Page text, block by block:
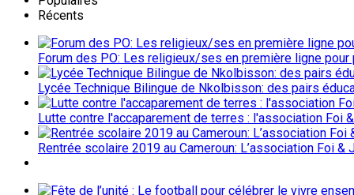
Récents
Forum des PO: Les religieux/ses en première ligne
Lycée Technique Bilingue de Nkolbisson: des pairs
Lutte contre l'accaparement de terres : l'association Foi
Rentrée scolaire 2019 au Cameroun: L’association Foi